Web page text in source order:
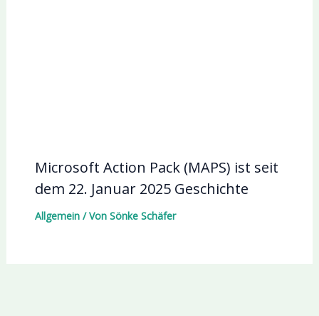
Microsoft Action Pack (MAPS) ist seit
dem 22. Januar 2025 Geschichte
Allgemein/ Von Sönke Schäfer